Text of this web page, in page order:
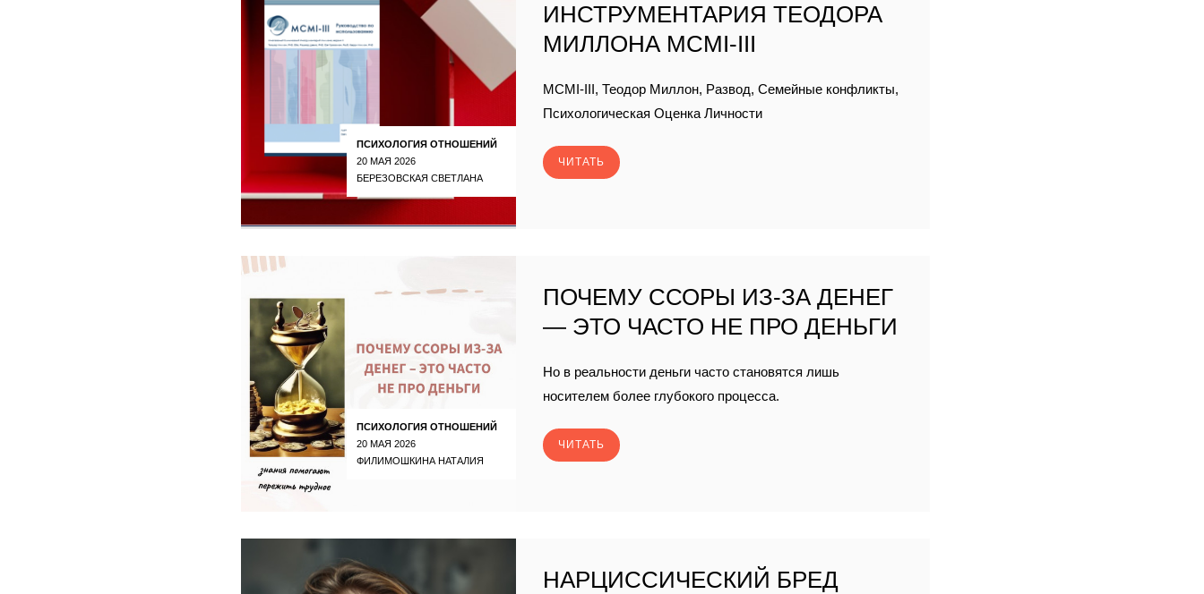
ПСИХОЛОГИЯ ОТНОШЕНИЙ
20 МАЯ 2026
БЕРЕЗОВСКАЯ СВЕТЛАНА
ИНСТРУМЕНТАРИЯ ТЕОДОРА
МИЛЛОНА MCMI-III
MCMI-III, Теодор Миллон, Развод, Семейные конфликты,
Психологическая Оценка Личности
ЧИТАТЬ
ПСИХОЛОГИЯ ОТНОШЕНИЙ
20 МАЯ 2026
ФИЛИМОШКИНА НАТАЛИЯ
ПОЧЕМУ ССОРЫ ИЗ-ЗА ДЕНЕГ
— ЭТО ЧАСТО НЕ ПРО ДЕНЬГИ
Но в реальности деньги часто становятся лишь
носителем более глубокого процесса.
ЧИТАТЬ
НАРЦИССИЧЕСКИЙ БРЕД